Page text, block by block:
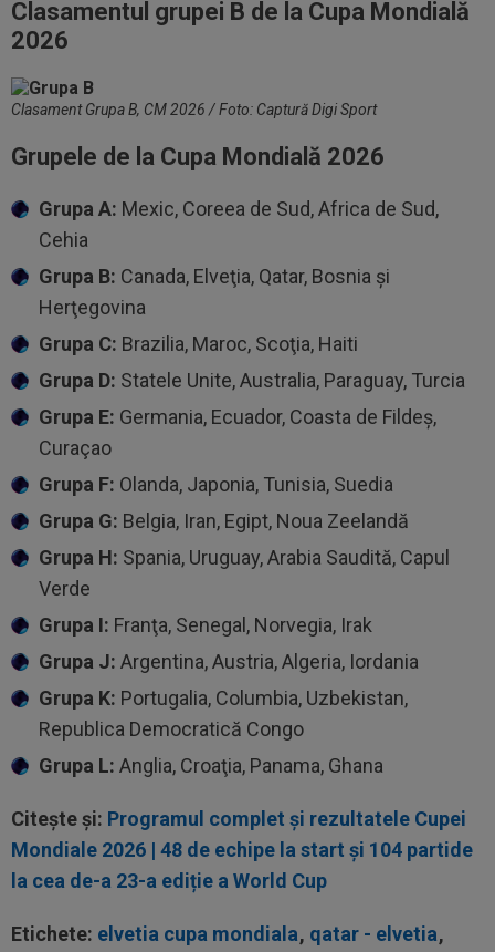
Clasamentul grupei B de la Cupa Mondială
2026
Clasament Grupa B, CM 2026 / Foto: Captură Digi Sport
Grupele de la Cupa Mondială 2026
Grupa A: Mexic, Coreea de Sud, Africa de Sud,
Cehia
Grupa B: Canada, Elveţia, Qatar, Bosnia şi
Herţegovina
Grupa C: Brazilia, Maroc, Scoţia, Haiti
Grupa D: Statele Unite, Australia, Paraguay, Turcia
Grupa E: Germania, Ecuador, Coasta de Fildeş,
Curaçao
Grupa F: Olanda, Japonia, Tunisia, Suedia
Grupa G: Belgia, Iran, Egipt, Noua Zeelandă
Grupa H: Spania, Uruguay, Arabia Saudită, Capul
Verde
Grupa I: Franţa, Senegal, Norvegia, Irak
Grupa J: Argentina, Austria, Algeria, Iordania
Grupa K: Portugalia, Columbia, Uzbekistan,
Republica Democratică Congo
Grupa L: Anglia, Croaţia, Panama, Ghana
Citește și: Programul complet și rezultatele Cupei
Mondiale 2026 | 48 de echipe la start și 104 partide
la cea de-a 23-a ediție a World Cup
Etichete: elvetia cupa mondiala, qatar - elvetia,